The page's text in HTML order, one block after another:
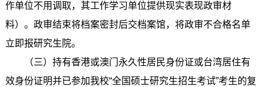
作单位不用调取，其工作学习单位提供现实表现政审材
料）。政审结束将档案密封后交档案馆，将政审不合格名单
立即报研究生院。
（三）持有香港或澳门永久性居民身份证或台湾居住有
效身份证明并已参加我校“全国硕士研究生招生考试”考生的复